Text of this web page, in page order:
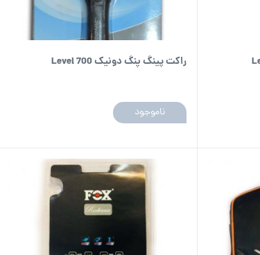
راکت پینگ پنگ دونیک Level 700
ناموجود